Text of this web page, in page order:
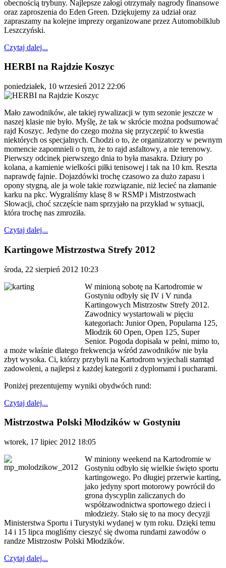
obecnością trybuny. Najlepsze załogi otrzymały nagrody finansowe
oraz zaproszenia do Eden Green. Dziękujemy za udział oraz
zapraszamy na kolejne imprezy organizowane przez Automobilklub
Leszczyński.
Czytaj dalej...
HERBI na Rajdzie Koszyc
poniedziałek, 10 wrzesień 2012 22:06
Mało zawodników, ale takiej rywalizacji w tym sezonie jeszcze w
naszej klasie nie było. Myślę, że tak w skrócie można podsumować
rajd Koszyc. Jedyne do czego można się przyczepić to kwestia
niektórych os specjalnych. Chodzi o to, że organizatorzy w pewnym
momencie zapomnieli o tym, że to rajd asfaltowy, a nie terenowy.
Pierwszy odcinek pierwszego dnia to była masakra. Dziury po
kolana, a kamienie wielkości piłki tenisowej i tak na 10 km. Reszta
naprawdę fajnie. Dojazdówki trochę czasowo za dużo zapasu i
opony stygną, ale ja wole takie rozwiązanie, niż lecieć na złamanie
karku na pkc. Wygraliśmy klasę 8 w RSMP i Mistrzostwach
Słowacji, choć szczęście nam sprzyjało na przykład w sytuacji,
która trochę nas zmroziła.
Czytaj dalej...
Kartingowe Mistrzostwa Strefy 2012
środa, 22 sierpień 2012 10:23
W minioną sobotę na Kartodromie w
Gostyniu odbyły się IV i V runda
Kartingowych Mistrzostw Strefy 2012.
Zawodnicy wystartowali w pięciu
kategoriach: Junior Open, Popularna 125,
Młodzik 60 Open, Open 125, Super
Senior. Pogoda dopisała w pełni, mimo to,
a może właśnie dlatego frekwencja wśród zawodników nie była
zbyt wysoka. Ci, którzy przybyli na Kartodrom wyjechali stamtąd
zadowoleni, a najlepsi z każdej kategorii z dyplomami i pucharami.
Poniżej prezentujemy wyniki obydwóch rund:
Czytaj dalej...
Mistrzostwa Polski Młodzików w Gostyniu
wtorek, 17 lipiec 2012 18:05
W miniony weekend na Kartodromie w
Gostyniu odbyło się wielkie święto sportu
kartingowego. Po długiej przerwie karting,
jako jedyny sport motorowy powrócił do
grona dyscyplin zaliczanych do
współzawodnictwa sportowego dzieci i
młodzieży. Stało się to na mocy decyzji
Ministerstwa Sportu i Turystyki wydanej w tym roku. Dzięki temu
14 i 15 lipca mogliśmy cieszyć się dwoma rundami zawodów o
randze Mistrzostw Polski Młodzików.
Czytaj dalej...